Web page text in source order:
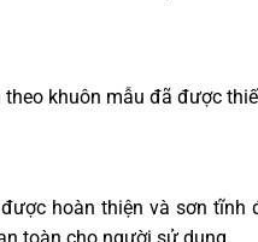
khuôn mẫu đã được
hoàn thiện và sơn